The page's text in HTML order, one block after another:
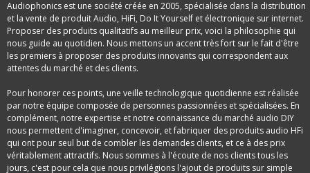
Audiophonics est une société créée en 2005, spécialisée dans la distribution
et la vente de produit Audio, HiFi, Do It Yourself et électronique sur internet.
Proposer des produits qualitatifs au meilleur prix, voici la philosophie qui
nous guide au quotidien. Nous mettons un accent très fort sur le fait d'être
les premiers à proposer des produits innovants qui correspondent aux
attentes du marché et des clients.
Pour honorer ces points, une veille technologique quotidienne est réalisée
par notre équipe composée de personnes passionnées et spécialisées. En
complément, notre expertise et notre connaissance du marché audio DIY
nous permettent d'imaginer, concevoir, et fabriquer des produits audio HFi
qui ont pour seul but de combler les demandes clients, et ce à des prix
véritablement attractifs. Nous sommes à l'écoute de nos clients tous les
jours, c'est pour cela que nous privilégions l'ajout de produits sur simple